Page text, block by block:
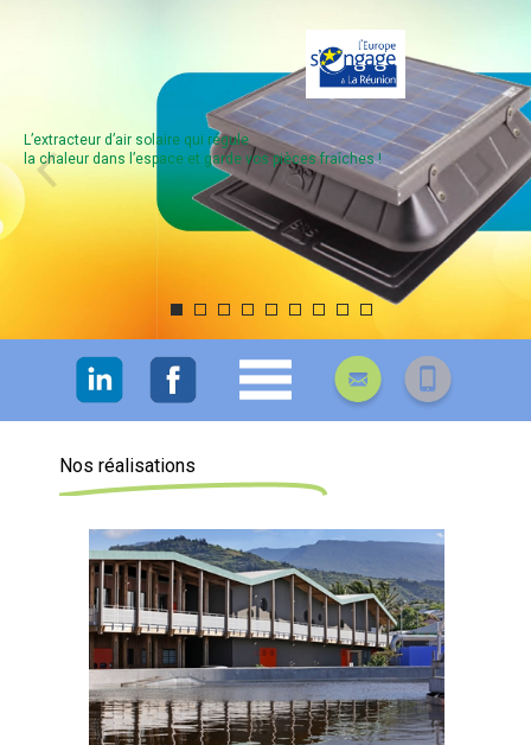
L’extracteur d’air solaire qui régule
la chaleur dans l’espace et garde vos pièces fraîches !
Nos réalisations